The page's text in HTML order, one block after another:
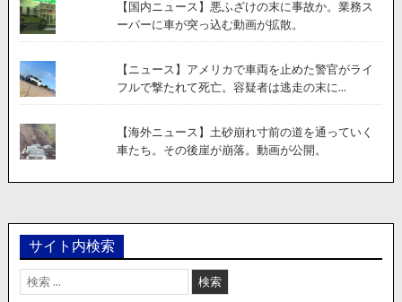
【国内ニュース】悪ふざけの末に事故か。業務ス
ーパーに車が突っ込む動画が拡散。
【ニュース】アメリカで車両を止めた警官がライ
フルで撃たれて死亡。容疑者は逃走の末に...
【海外ニュース】土砂崩れ寸前の道を通っていく
車たち。その後崖が崩落。動画が公開。
サイト内検索
検
索: